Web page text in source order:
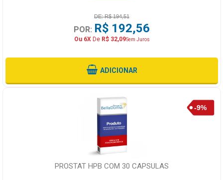
DE: R$ 194,51
POR: R$ 192,56
Ou 6XDe R$ 32,09Sem Juros
ADICIONAR
PROSTAT HPB COM 30 CAPSULAS